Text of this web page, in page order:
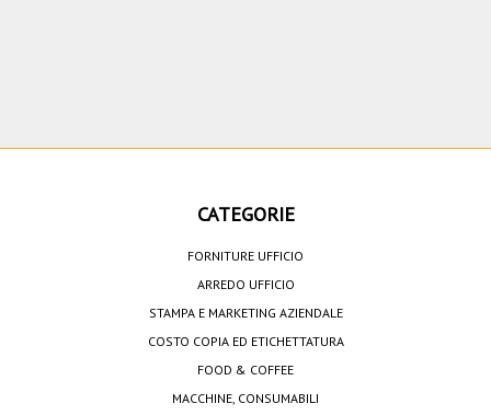
CATEGORIE
FORNITURE UFFICIO
ARREDO UFFICIO
STAMPA E MARKETING AZIENDALE
COSTO COPIA ED ETICHETTATURA
FOOD & COFFEE
MACCHINE, CONSUMABILI